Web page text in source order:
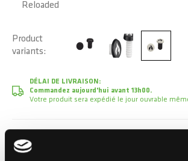
Reloaded
Product
variants
DÉLAI DE LIVRAISON:
Commandez aujourd'hui avant 13h00.
Votre produit sera expédié le jour ouvrable
4,50 CHF